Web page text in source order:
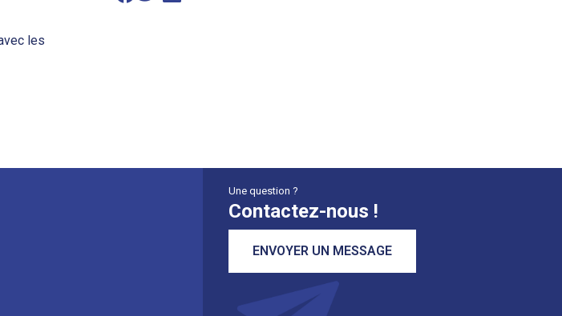
les
Une question ?
Contactez-nous !
ENVOYER UN MESSAGE